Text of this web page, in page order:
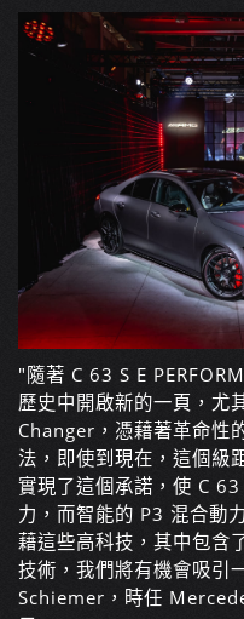
"隨著 C 63 S E
歷史中開啟新的一頁，尤
Changer，憑藉著革命性
法，即使到現在，這個級
實現了這個承諾，使 C
力，而智能的 P3 混合動
藉這些高科技，其中包
技術，我們將有機會吸
Schiemer，時任